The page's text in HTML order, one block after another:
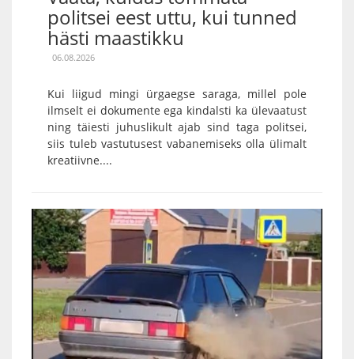
politsei eest uttu, kui tunned
hästi maastikku
06.08.2026
Kui liigud mingi ürgaegse saraga, millel pole
ilmselt ei dokumente ega kindalsti ka ülevaatust
ning täiesti juhuslikult ajab sind taga politsei,
siis tuleb vastutusest vabanemiseks olla ülimalt
kreatiivne....